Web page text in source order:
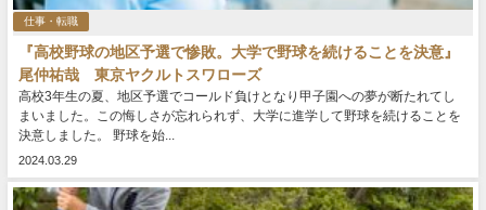
仕事・転職
『高校野球の地区予選で惨敗。大学で野球を続けることを決意』
尾仲祐哉 東京ヤクルトスワローズ
高校3年生の夏、地区予選でコールド負けとなり甲子園への夢が断たれてし
まいました。この悔しさが忘れられず、大学に進学して野球を続けることを
決意しました。 野球を始...
2024.03.29